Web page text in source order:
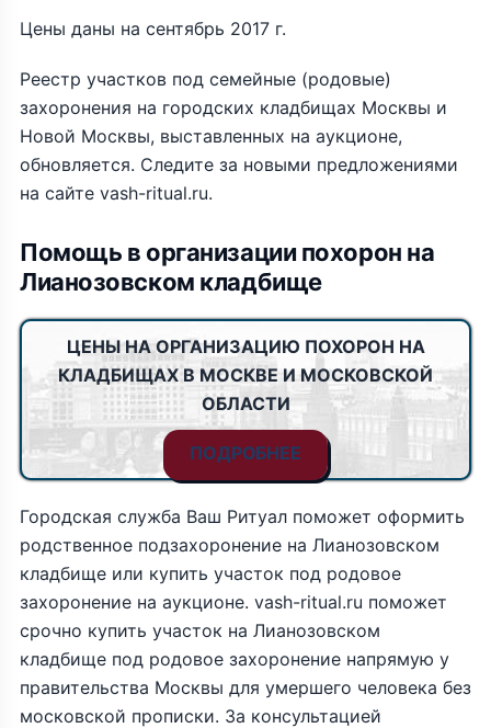
Цены даны на сентябрь 2017 г.
Реестр участков под семейные (родовые)
захоронения на городских кладбищах Москвы и
Новой Москвы, выставленных на аукционе,
обновляется. Следите за новыми предложениями
на сайте vash-ritual.ru.
Помощь в организации похорон на
Лианозовском кладбище
ЦЕНЫ НА ОРГАНИЗАЦИЮ ПОХОРОН НА
КЛАДБИЩАХ В МОСКВЕ И МОСКОВСКОЙ
ОБЛАСТИ
ПОДРОБНЕЕ
Городская служба Ваш Ритуал поможет оформить
родственное подзахоронение на Лианозовском
кладбище или купить участок под родовое
захоронение на аукционе. vash-ritual.ru поможет
срочно купить участок на Лианозовском
кладбище под родовое захоронение напрямую у
правительства Москвы для умершего человека без
московской прописки. За консультацией